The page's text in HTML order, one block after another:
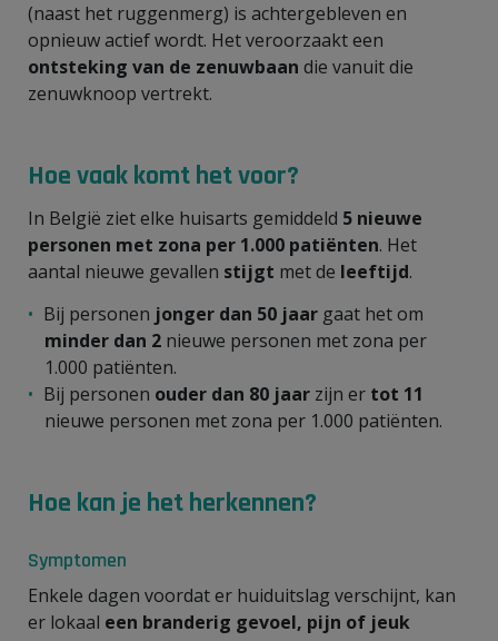
(naast het ruggenmerg) is achtergebleven en
opnieuw actief wordt. Het veroorzaakt een
ontsteking van de zenuwbaan die vanuit die
zenuwknoop vertrekt.
Hoe vaak komt het voor?
In België ziet elke huisarts gemiddeld 5 nieuwe
personen met zona per 1.000 patiënten. Het
aantal nieuwe gevallen stijgt met de leeftijd.
Bij personen jonger dan 50 jaar gaat het om
minder dan 2 nieuwe personen met zona per
1.000 patiënten.
Bij personen ouder dan 80 jaar zijn er tot 11
nieuwe personen met zona per 1.000 patiënten.
Hoe kan je het herkennen?
Symptomen
Enkele dagen voordat er huiduitslag verschijnt, kan
er lokaal een branderig gevoel, pijn of jeuk